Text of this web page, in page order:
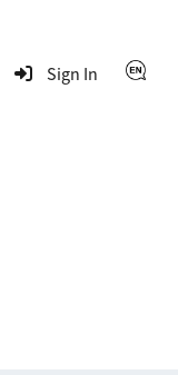
Sign In